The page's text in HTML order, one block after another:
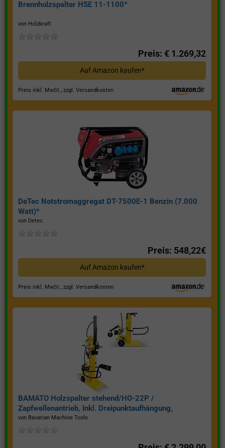
Brennholzspalter HSE 11-1100*
von Holzkraft
Preis: € 1.269,32
Auf Amazon kaufen*
Preis inkl. MwSt., zzgl. Versandkosten
DeTec Notstromaggregat DT-7500E-1 Benzin (7.000
Watt)*
von Detec.
Preis: 548,22€
Auf Amazon kaufen*
Preis inkl. MwSt., zzgl. Versandkosten
BAMATO Holzspalter stehend/HO-22P /
Zapfwellenantrieb, Inkl. Dreipunktaufhängung,
Spaltkraft 22 Tonnen*
von Bavarian Machine Tools